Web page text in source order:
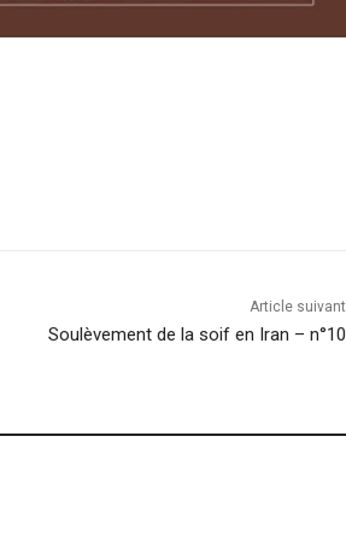
Article suivant
Soulèvement de la soif en Iran – n°10